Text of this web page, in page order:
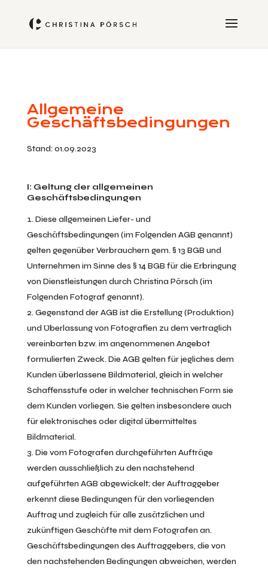
Allgemeine
Geschäftsbedingungen
Stand: 01.09.2023
I: Geltung der allgemeinen
Geschäftsbedingungen
Diese allgemeinen Liefer- und
Geschäftsbedingungen (im Folgenden AGB genannt)
gelten gegenüber Verbrauchern gem. § 13 BGB und
Unternehmen im Sinne des § 14 BGB für die Erbringung
von Dienstleistungen durch Christina Pörsch (im
Folgenden Fotograf genannt).
Gegenstand der AGB ist die Erstellung (Produktion)
und Überlassung von Fotografien zu dem vertraglich
vereinbarten bzw. im angenommenen Angebot
formulierten Zweck. Die AGB gelten für jegliches dem
Kunden überlassene Bildmaterial, gleich in welcher
Schaffensstufe oder in welcher technischen Form sie
dem Kunden vorliegen. Sie gelten insbesondere auch
für elektronisches oder digital übermitteltes
Bildmaterial.
Die vom Fotografen durchgeführten Aufträge
werden ausschließlich zu den nachstehend
aufgeführten AGB abgewickelt; der Auftraggeber
erkennt diese Bedingungen für den vorliegenden
Auftrag und zugleich für alle zusätzlichen und
zukünftigen Geschäfte mit dem Fotografen an.
Geschäftsbedingungen des Auftraggebers, die von
den nachstehenden Bedingungen abweichen, werden